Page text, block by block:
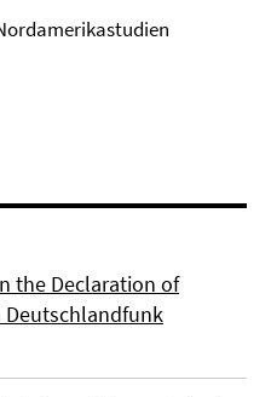
the Declaration of
Deutschlandfunk